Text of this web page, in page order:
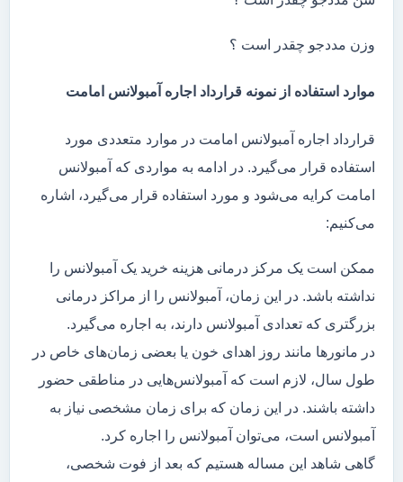
وزن مددجو چقدر است ؟
موارد استفاده از نمونه قرارداد اجاره آمبولانس امامت
قرارداد اجاره آمبولانس امامت در موارد متعددی مورد
استفاده قرار می‌گیرد. در ادامه به مواردی که آمبولانس
امامت کرایه می‌شود و مورد استفاده قرار می‌گیرد، اشاره
می‌کنیم:
ممکن است یک مرکز درمانی هزینه خرید یک آمبولانس را
نداشته باشد. در این زمان، آمبولانس را از مراکز درمانی
بزرگتری که تعدادی آمبولانس دارند، به اجاره می‌گیرد.
در مانور‌ها مانند روز اهدای خون یا بعضی زمان‌های خاص در
طول سال، لازم است که آمبولانس‌هایی در مناطقی حضور
داشته باشند. در این زمان که برای زمان مشخصی نیاز به
آمبولانس است، می‌توان آمبولانس را اجاره کرد.
گاهی شاهد این مساله هستیم که بعد از فوت شخصی،